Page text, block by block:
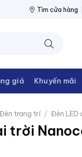
NPP THIẾT BỊ
Tìm cửa hàng
giá Khuyến mãi
trang trí / Đèn LED
trời